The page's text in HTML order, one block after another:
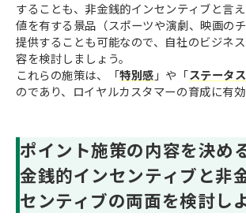
することも、非金銭的インセンティブと言
値を有する景品（スポーツや演劇、映画の
提供することも可能なので、自社のビジネ
容を検討しましょう。
これらの施策は、「特別感 」や「ステータ
のであり、ロイヤルカスタマーの育成に有効
ポイント施策の内容を決め
金銭的インセンティブと非
センティブの両面を検討し